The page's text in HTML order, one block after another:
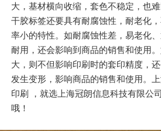
大，基材横向收缩，套色不稳定，也
干胶标签还要具有耐腐蚀性，耐老化
率小的特性。如耐腐蚀性差，易老化
耐用，还会影响到商品的销售和使用
大，则不但影响印刷时的套印精度，
发生变形，影响商品的销售和使用。
印刷 ，就选上海冠朗信息科技有限公
哦！